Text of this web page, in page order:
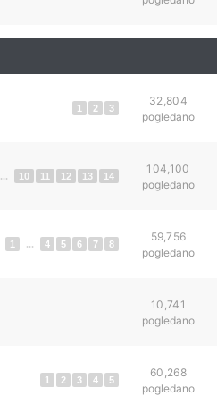
1 2 3
32,804
pogledano
... 10 11 12 13 14
104,100
pogledano
1 ... 4 5 6 7 8
59,756
pogledano
10,741
pogledano
1 2 3 4 5
60,268
pogledano